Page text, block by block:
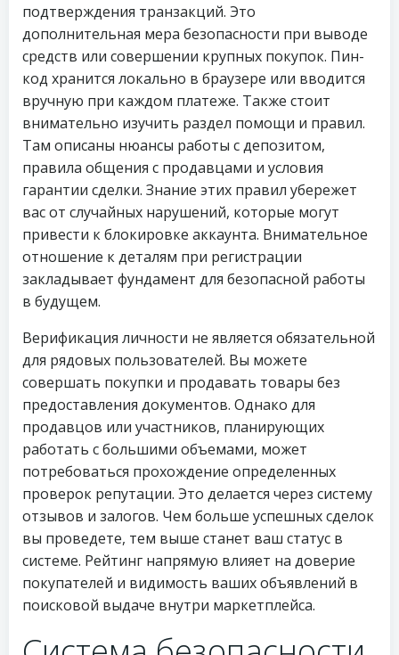
подтверждения транзакций. Это
дополнительная мера безопасности при выводе
средств или совершении крупных покупок. Пин-
код хранится локально в браузере или вводится
вручную при каждом платеже. Также стоит
внимательно изучить раздел помощи и правил.
Там описаны нюансы работы с депозитом,
правила общения с продавцами и условия
гарантии сделки. Знание этих правил убережет
вас от случайных нарушений, которые могут
привести к блокировке аккаунта. Внимательное
отношение к деталям при регистрации
закладывает фундамент для безопасной работы
в будущем.
Верификация личности не является обязательной
для рядовых пользователей. Вы можете
совершать покупки и продавать товары без
предоставления документов. Однако для
продавцов или участников, планирующих
работать с большими объемами, может
потребоваться прохождение определенных
проверок репутации. Это делается через систему
отзывов и залогов. Чем больше успешных сделок
вы проведете, тем выше станет ваш статус в
системе. Рейтинг напрямую влияет на доверие
покупателей и видимость ваших объявлений в
поисковой выдаче внутри маркетплейса.